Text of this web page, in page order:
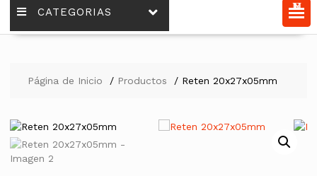
CATEGORIAS MENU
Página de Inicio Productos Reten 20x27x05mm